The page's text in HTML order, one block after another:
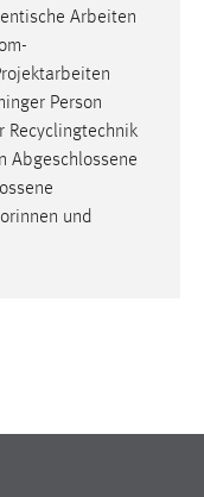
Arbeiten
Person
Recyclingtechnik
Abgeschlossene
und